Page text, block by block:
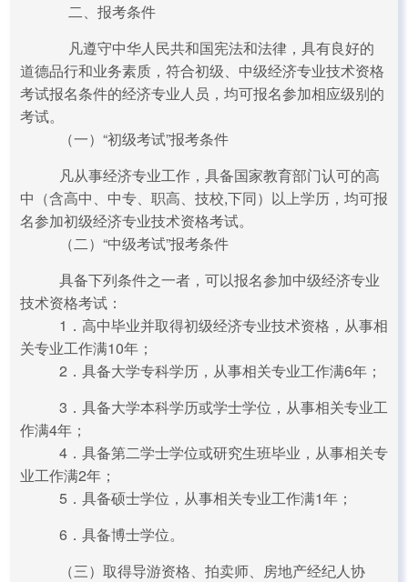
二、报考条件
凡遵守中华人民共和国宪法和法律，具有良好的
道德品行和业务素质，符合初级、中级经济专业技术资格
考试报名条件的经济专业人员，均可报名参加相应级别的
考试。
（一）“初级考试”报考条件
凡从事经济专业工作，具备国家教育部门认可的高
中（含高中、中专、职高、技校,下同）以上学历，均可报
名参加初级经济专业技术资格考试。
（二）“中级考试”报考条件
具备下列条件之一者，可以报名参加中级经济专业
技术资格考试：
1．高中毕业并取得初级经济专业技术资格，从事相
关专业工作满10年；
2．具备大学专科学历，从事相关专业工作满6年；
3．具备大学本科学历或学士学位，从事相关专业工
作满4年；
4．具备第二学士学位或研究生班毕业，从事相关专
业工作满2年；
5．具备硕士学位，从事相关专业工作满1年；
6．具备博士学位。
（三）取得导游资格、拍卖师、房地产经纪人协